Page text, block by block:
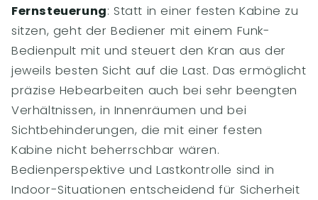
Fernsteuerung: Statt in einer festen Kabine zu
sitzen, geht der Bediener mit einem Funk-
Bedienpult mit und steuert den Kran aus der
jeweils besten Sicht auf die Last. Das ermöglicht
präzise Hebearbeiten auch bei sehr beengten
Verhältnissen, in Innenräumen und bei
Sichtbehinderungen, die mit einer festen
Kabine nicht beherrschbar wären.
Bedienperspektive und Lastkontrolle sind in
Indoor-Situationen entscheidend für Sicherheit